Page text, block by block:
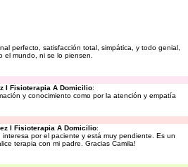
perfecto, satisfacción total, simpática, y todo genial,
el mundo, ni se lo piensen.
I Fisioterapia A Domicilio:
y conocimiento como por la atención y empatía
I Fisioterapia A Domicilio:
por el paciente y está muy pendiente. Es un
terapia con mi padre. Gracias Camila!